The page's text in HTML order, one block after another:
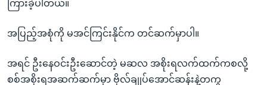
ကြားခဲ့ပါတယ်။
အပြည့်အစုံကို မအင်ကြင်းနိုင်က တင်ဆက်မှာပါ။
အရင် ဦးနေဝင်းဦးဆောင်တဲ့ မဆလ အစိုးရလက်ထက်ကစလို့
စစ်အစိုးရအဆက်ဆက်မှာ ဗိုလ်ချုပ်အောင်ဆန်းနဲ့တကွ